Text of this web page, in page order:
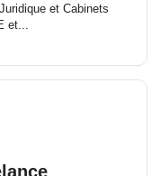
et Cabinets
et...